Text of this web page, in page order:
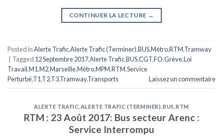
CONTINUER LA LECTURE →
Posted inAlerte Trafic,Alerte Trafic (Terminer),BUS,Métro,RTM,Tramway
Tagged 12 Septembre 2017,Alerte Trafic,BUS,CGT,FO,Grève,Loi
Travail,M1,M2,Marseille,Métro,MPM,RTM,Service
Perturbé,T1,T2,T3,Tramway,Transports Laissez un commentaire
ALERTE TRAFIC ALERTE TRAFIC (TERMINER) BUS ,RTM
RTM : 23 Août 2017: Bus secteur Arenc :
Service Interrompu